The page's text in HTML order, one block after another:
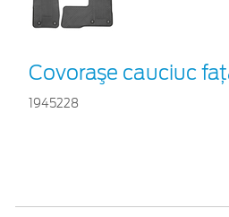
Covoraşe cauciuc
1945228